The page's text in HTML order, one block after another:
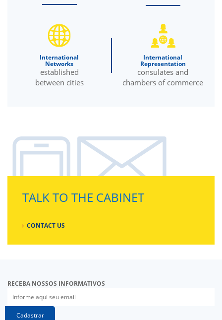
International
Networks
established
between cities
International
Representation
consulates and
chambers of commerce
TALK TO THE CABINET
CONTACT US
RECEBA NOSSOS INFORMATIVOS
Cadastrar